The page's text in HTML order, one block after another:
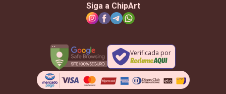
Siga a ChipArt
Verificada por